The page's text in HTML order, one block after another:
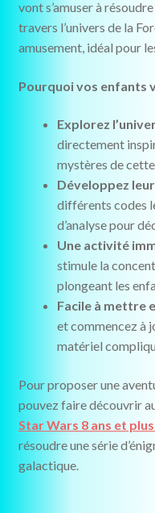
vont s’amuser à
travers l’univers de la
amusement, idéal pour
Pourquoi vos enfants
Explorez
directement
mystères de
Développez
différents codes
d’analyse pour
Une activité
stimule la
plongeant les
Facile à mettre
et commencez à
matériel
Pour proposer une
pouvez faire découvrir
Star Wars 8 ans et
résoudre une série
galactique.